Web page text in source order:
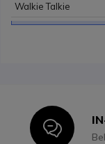
Walkie Talkie
Icon